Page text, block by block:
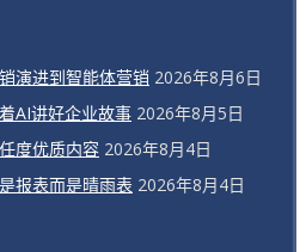
演进到智能体营销 2026年8月6日
AI讲好企业故事 2026年8月5日
度优质内容 2026年8月4日
报表而是晴雨表 2026年8月4日